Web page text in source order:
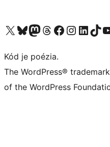
Navštívte náš účet na X (predtým Twitter)
Navštívte náš účet na platforme Bluesky
Navštívte náš účet na Mastodone
Navštívte náš účet na platforme Threads
Navštívte našu stránku na
Navštívte náš účet
Navštívte náš
Navštívte náš účet
Kód je poézia.
The WordPress®
of the WordPress